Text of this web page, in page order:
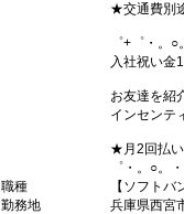
★交通費別
゜+゜・。
入社祝い金
お友達を紹
インセンテ
★月2回払
゜・。○。
職種
【ソフト
勤務地
兵庫県西宮